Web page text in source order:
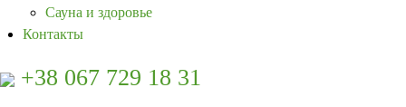
Сауна и здоровье
Контакты
+38 067 729 18 31